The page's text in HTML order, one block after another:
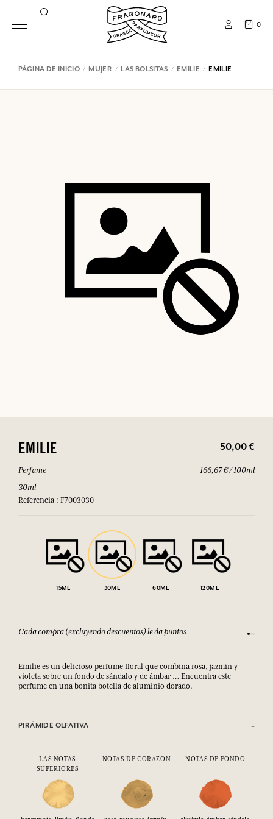
0
PÁGINA DE INICIO MUJER LAS BOLSITAS EMILIE EMILIE
EMILIE 50,00 €
Perfume
30ml
Referencia : F7003030
166,67 € / 100ml
15ML 30ML 60ML 120ML
Cada compra (excluyendo descuentos) le da puntos
Emilie es un delicioso perfume floral que combina rosa, jazmín y
violeta sobre un fondo de sándalo y de ámbar … Encuentra este
perfume en una bonita botella de aluminio dorado.
PIRÁMIDE OLFATIVA
LAS NOTAS
SUPERIORES
NOTAS DE CORAZON NOTAS DE FONDO